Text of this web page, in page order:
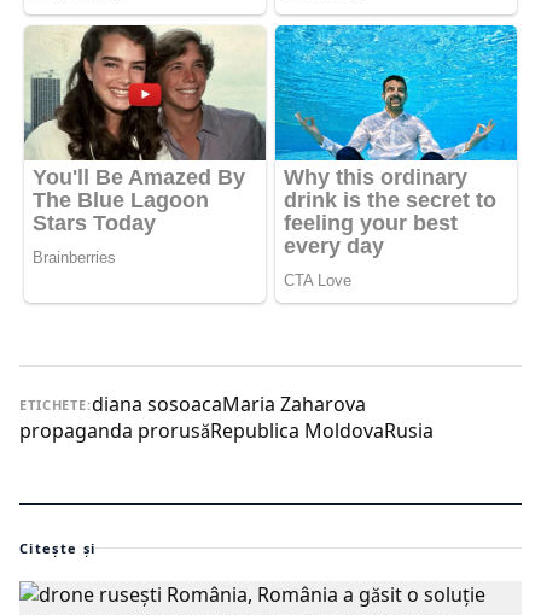
ETICHETE:diana sosoacaMaria Zaharova
propaganda prorusăRepublica MoldovaRusia
Citește și